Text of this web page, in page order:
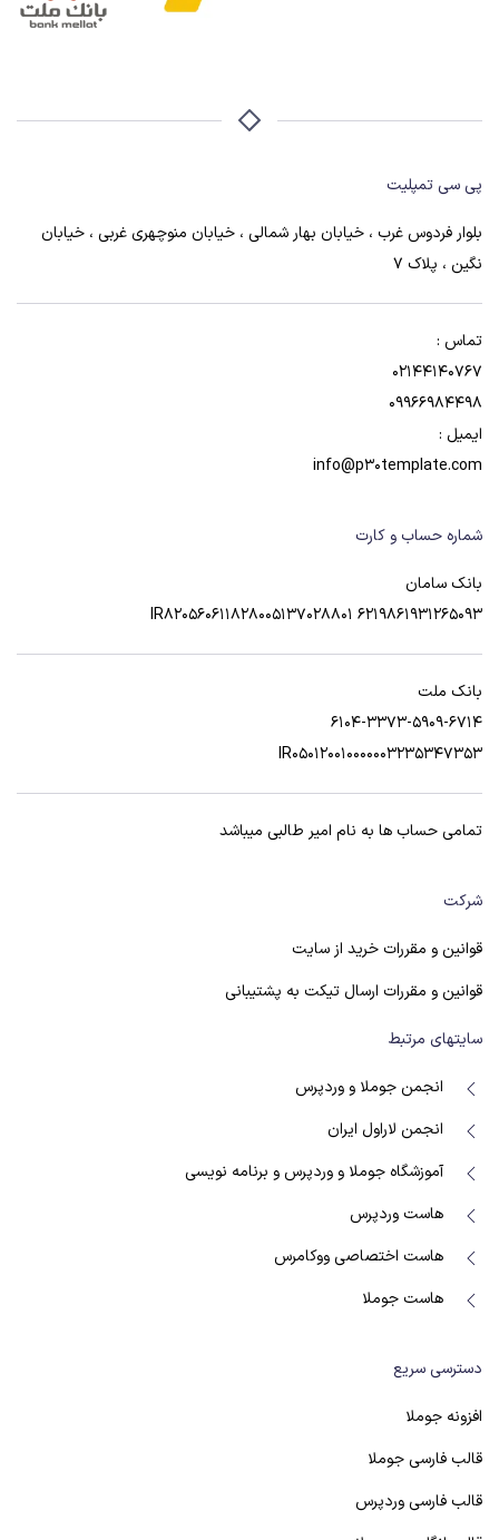
پی سی تمپلیت
بلوار فردوس غرب ، خیابان بهار شمالی ، خیابان منوچهری غربی ، خیابان
نگین ، پلاک 7
تماس :
02144140767
09966984498
ایمیل :
info@p30template.com
شماره حساب و کارت
بانک سامان
6219861931265093 IR820560611828005137028801
بانک ملت
6104-3373-5909-6714
IR050120010000003235347353
تمامی حساب ها به نام امیر طالبی میباشد
شرکت
قوانین و مقررات خرید از سایت
قوانین و مقررات ارسال تیکت به پشتیبانی
سایتهای مرتبط
انجمن جوملا و وردپرس
انجمن لاراول ایران
آموزشگاه جوملا و وردپرس و برنامه نویسی
هاست وردپرس
هاست اختصاصی ووکامرس
هاست جوملا
دسترسی سریع
افزونه جوملا
قالب فارسی جوملا
قالب فارسی وردپرس